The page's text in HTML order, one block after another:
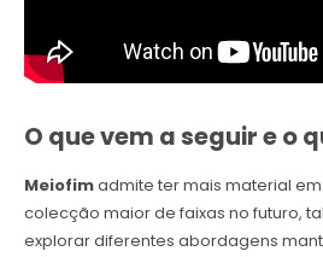
O que vem a seguir e o
Meiofimadmite ter mais material
colecção maior de faixas no futuro,
explorar diferentes abordagens